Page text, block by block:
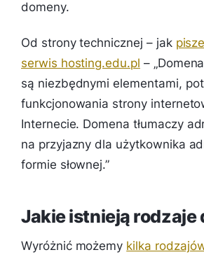
domeny.
Od strony technicznej – jak
serwis hosting.edu.pl – „
są niezbędnymi elementami,
funkcjonowania strony
Internecie. Domena tłumaczy
na przyjazny dla użytkownika
formie słownej.”
Jakie istnieją rodzaje
Wyróżnić możemy kilka